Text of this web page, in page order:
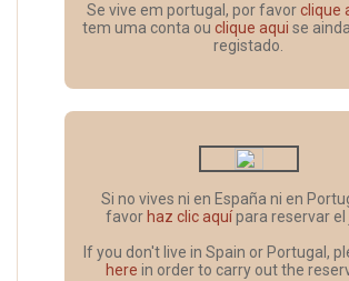
Se vive em portugal, por favorclique
tem uma conta ou clique aqui se
registado.
Si no vives ni en España ni en
favor haz clic aquípara reservar el
If you don't live in Spain or Portugal,
here in order to carry out the